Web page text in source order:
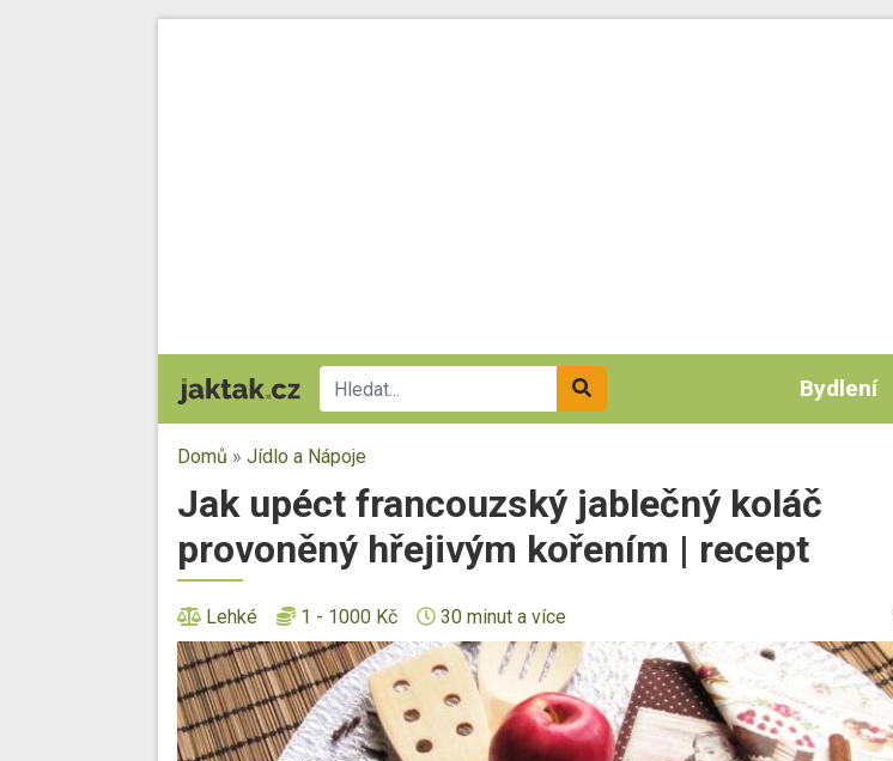
Bydlení
Domů » Jídlo a Nápoje
Jak upéct francouzský jablečný koláč
provoněný hřejivým kořením | recept
Lehké 1 - 1000 Kč 30 minut a více